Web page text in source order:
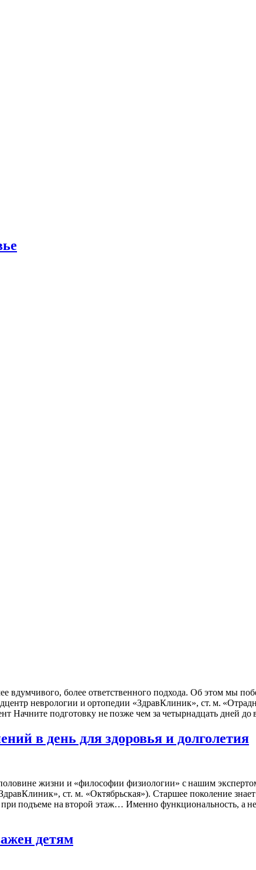
вдумчивого, более ответственного подхода. Об этом мы
неврологии и ортопедии «ЗдравКлиник», ст. м.
Начните подготовку не позже чем за четырнадцать дней
в день для здоровья и долголетия
жизни и «философии физиологии» с нашим
ст. м. «Октябрьская»). Старшее поколение
при подъеме на второй этаж… Именно функциональность, а
детям